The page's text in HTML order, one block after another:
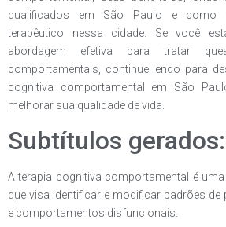
qualificados em São Paulo e como
terapêutico nessa cidade. Se você
abordagem efetiva para tratar
comportamentais, continue lendo para
cognitiva comportamental em São
melhorar sua qualidade de vida.
Subtítulos gerados:
A terapia cognitiva comportamental é
que visa identificar e modificar padrões de
e comportamentos disfuncionais.